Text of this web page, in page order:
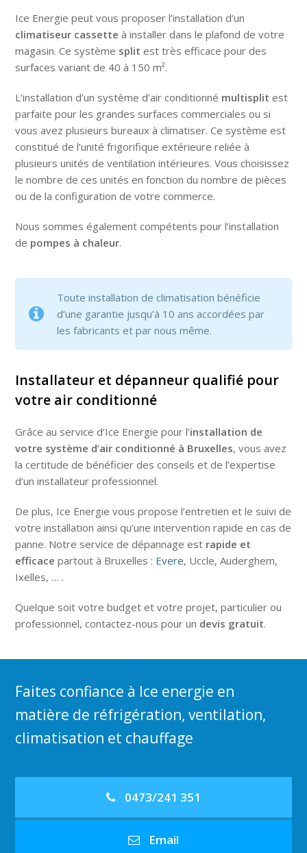
Ice Energie peut vous proposer l’installation d’un
climatiseur cassette à installer dans le plafond de votre
magasin. Ce système split est très efficace pour des
surfaces variant de 40 à 150 m².
L’installation d’un système d’air conditionné multisplit est
parfaite pour les grandes surfaces commerciales ou si
vous avez plusieurs bureaux à climatiser. Ce système est
constitué de l’unité frigorifique extérieure reliée à
plusieurs unités de ventilation intérieures. Vous choisissez
le nombre de ces unités en fonction du nombre de pièces
ou de la configuration de votre commerce.
Nous sommes également compétents pour l’installation
de pompes à chaleur.
Toute installation de climatisation bénéficie
d’une garantie jusqu’à 10 ans accordées par
les fabricants et par nous même.
Installateur et dépanneur qualifié pour
votre air conditionné
Grâce au service d’Ice Energie pour l’installation de
votre système d’air conditionné à Bruxelles, vous avez
la certitude de bénéficier des conseils et de l’expertise
d’un installateur professionnel.
De plus, Ice Energie vous propose l’entretien et le suivi de
votre installation ainsi qu’une intervention rapide en cas de
panne. Notre service de dépannage est rapide et
efficace partout à Bruxelles : Evere, Uccle, Auderghem,
Ixelles, … .
Quelque soit votre budget et votre projet, particulier ou
professionnel, contactez-nous pour un devis gratuit.
Faites confiance à Ice energie en
matière de réfrigération, ventilation,
climatisation et chauffage
0473/241 351
Email